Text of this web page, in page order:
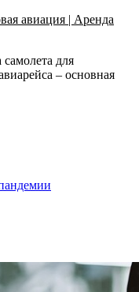
авиация | Аренда
самолета для
– основная